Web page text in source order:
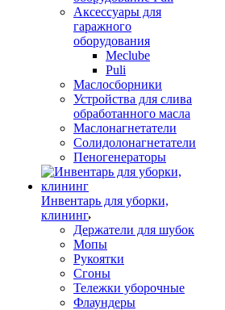
Аксессуары для
гаражного
оборудования
Meclube
Puli
Маслосборники
Устройства для слива
обработанного масла
Маслонагнетатели
Солидолонагнетатели
Пеногенераторы
Инвентарь для уборки,
клининг
Держатели для шубок
Мопы
Рукоятки
Сгоны
Тележки уборочные
Флаундеры